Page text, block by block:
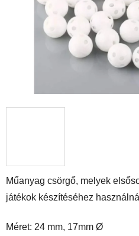
Műanyag csörgő, melyek
játékok készítéséhez
Méret: 24 mm, 17mm Ø